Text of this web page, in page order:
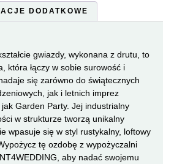
DODATKOWE
gwiazdy, wykonana z drutu, to
która łączy w sobie surowość i
się zarówno do świątecznych
jak i letnich imprez
Garden Party. Jej industrialny
w strukturze tworzą unikalny
wpasuje się w styl rustykalny, loftowy
tę ozdobę z wypożyczalni
aby nadać swojemu